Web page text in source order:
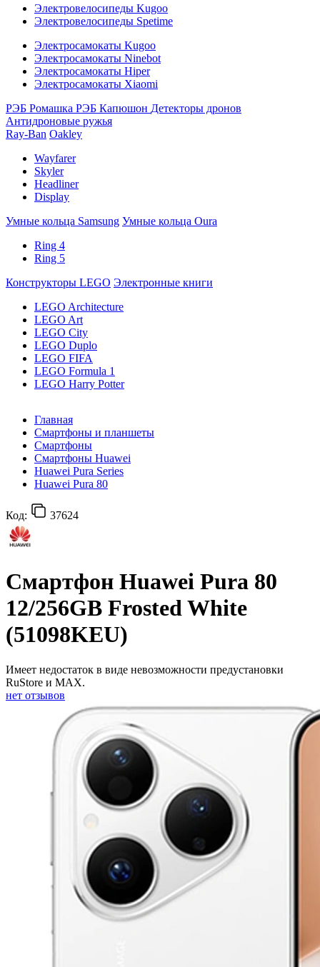
Электровелосипеды Kugoo
Электровелосипеды Spetime
Электросамокаты Kugoo
Электросамокаты Ninebot
Электросамокаты Hiper
Электросамокаты Xiaomi
РЭБ Ромашка РЭБ Капюшон Детекторы дронов
Антидроновые ружья
Ray-Ban Oakley
Wayfarer
Skyler
Headliner
Display
Умные кольца Samsung Умные кольца Oura
Ring 4
Ring 5
Конструкторы LEGO Электронные книги
LEGO Architecture
LEGO Art
LEGO City
LEGO Duplo
LEGO FIFA
LEGO Formula 1
LEGO Harry Potter
Главная
Смартфоны и планшеты
Смартфоны
Смартфоны Huawei
Huawei Pura Series
Huawei Pura 80
Код: 37624
Смартфон Huawei Pura 80
12/256GB Frosted White
(51098KEU)
Имеет недостаток в виде невозможности предустановки
RuStore и MAX.
нет отзывов